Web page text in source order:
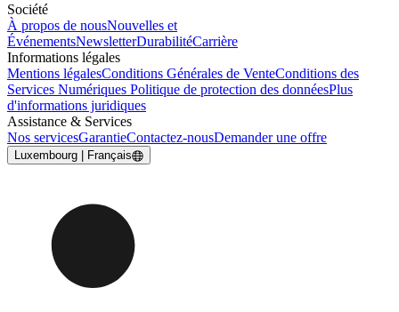
Société
À propos de nousNouvelles et
ÉvénementsNewsletterDurabilitéCarrière
Informations légales
Mentions légalesConditions Générales de VenteConditions des
Services Numériques Politique de protection des donnéesPlus
d'informations juridiques
Assistance & Services
Nos servicesGarantieContactez-nousDemander une offre
Luxembourg | Français